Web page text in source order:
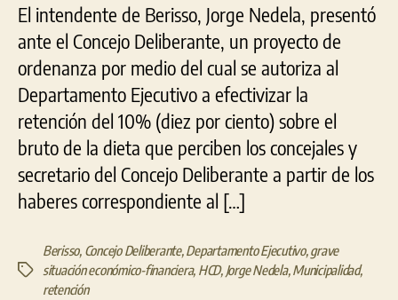
dietas
que
persiven
El intendente de Berisso, Jorge Nedela, presentó
ante el Concejo Deliberante, un proyecto de
ordenanza por medio del cual se autoriza al
Departamento Ejecutivo a efectivizar la
retención del 10% (diez por ciento) sobre el
bruto de la dieta que perciben los concejales y
secretario del Concejo Deliberante a partir de los
haberes correspondiente al […]
Etiquetas
Berisso, Concejo Deliberante,Departamento Ejecutivo,grave
situación económico-financiera, HCD, Jorge Nedela,Municipalidad,
retención